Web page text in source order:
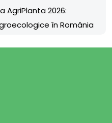
AgriPlanta 2026:
în România